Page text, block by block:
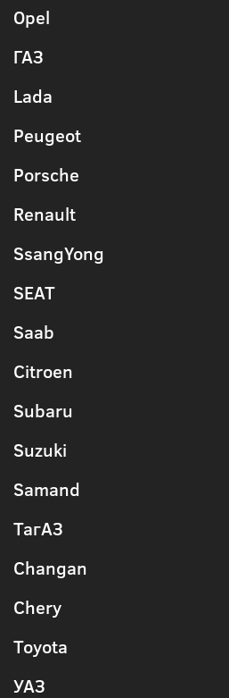
Opel
ГАЗ
Lada
Peugeot
Porsche
Renault
SsangYong
SEAT
Saab
Citroen
Subaru
Suzuki
Samand
ТагАЗ
Changan
Chery
Toyota
УАЗ